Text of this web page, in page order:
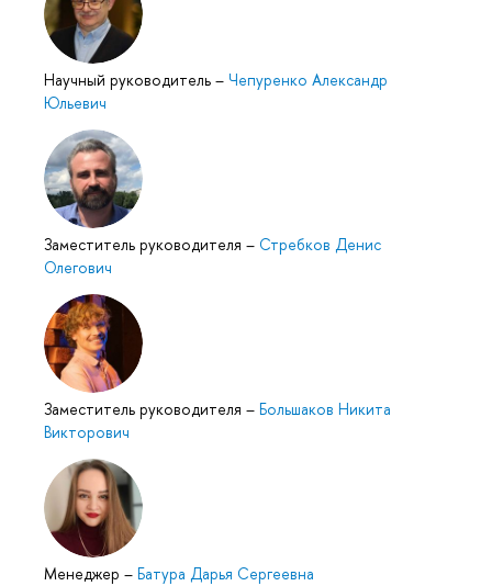
Научный руководитель – Чепуренко Александр
Юльевич
Заместитель руководителя – Стребков Денис
Олегович
Заместитель руководителя – Большаков Никита
Викторович
Менеджер – Батура Дарья Сергеевна